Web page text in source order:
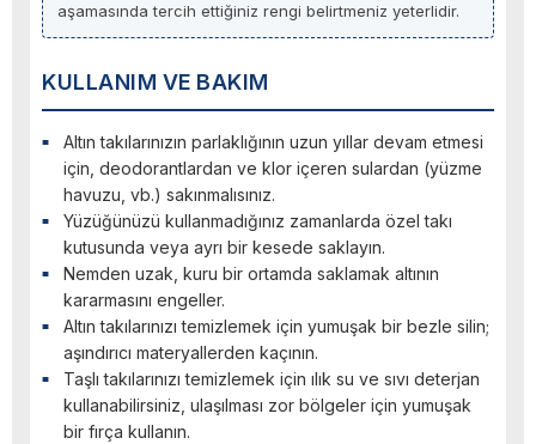
aşamasında tercih ettiğiniz rengi belirtmeniz yeterlidir.
KULLANIM VE BAKIM
Altın takılarınızın parlaklığının uzun yıllar devam etmesi
için, deodorantlardan ve klor içeren sulardan (yüzme
havuzu, vb.) sakınmalısınız.
Yüzüğünüzü kullanmadığınız zamanlarda özel takı
kutusunda veya ayrı bir kesede saklayın.
Nemden uzak, kuru bir ortamda saklamak altının
kararmasını engeller.
Altın takılarınızı temizlemek için yumuşak bir bezle silin;
aşındırıcı materyallerden kaçının.
Taşlı takılarınızı temizlemek için ılık su ve sıvı deterjan
kullanabilirsiniz, ulaşılması zor bölgeler için yumuşak
bir fırça kullanın.